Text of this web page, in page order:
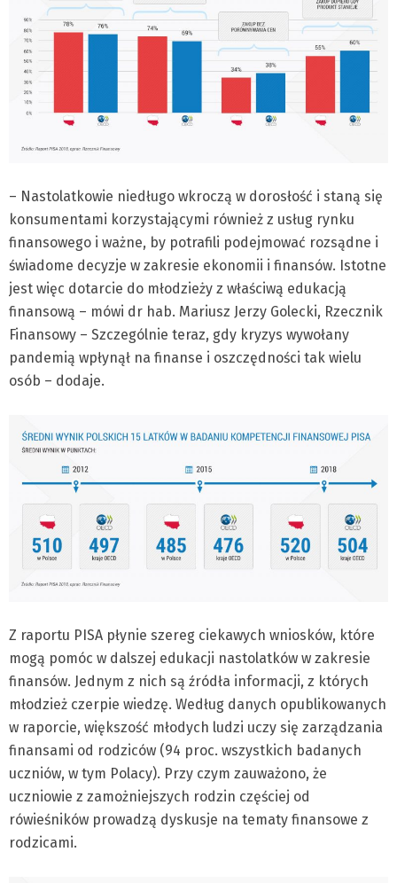
– Nastolatkowie niedługo wkroczą w dorosłość i staną się
konsumentami korzystającymi również z usług rynku
finansowego i ważne, by potrafili podejmować rozsądne i
świadome decyzje w zakresie ekonomii i finansów. Istotne
jest więc dotarcie do młodzieży z właściwą edukacją
finansową – mówi dr hab. Mariusz Jerzy Golecki, Rzecznik
Finansowy – Szczególnie teraz, gdy kryzys wywołany
pandemią wpłynął na finanse i oszczędności tak wielu
osób – dodaje.
Z raportu PISA płynie szereg ciekawych wniosków, które
mogą pomóc w dalszej edukacji nastolatków w zakresie
finansów. Jednym z nich są źródła informacji, z których
młodzież czerpie wiedzę. Według danych opublikowanych
w raporcie, większość młodych ludzi uczy się zarządzania
finansami od rodziców (94 proc. wszystkich badanych
uczniów, w tym Polacy). Przy czym zauważono, że
uczniowie z zamożniejszych rodzin częściej od
rówieśników prowadzą dyskusje na tematy finansowe z
rodzicami.